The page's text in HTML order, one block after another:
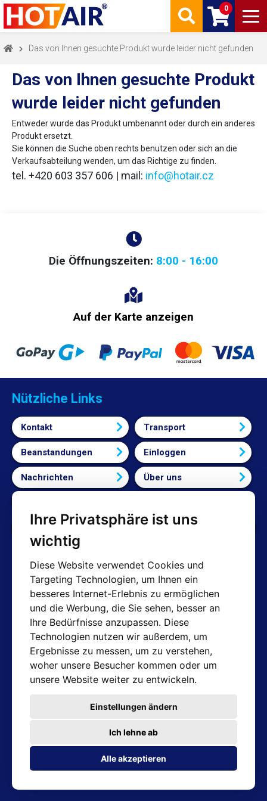
Ihre Privatsphäre ist uns
wichtig
Diese Website verwendet Cookies und
Targeting Technologien, um Ihnen ein
besseres Internet-Erlebnis zu ermöglichen
und die Werbung, die Sie sehen, besser an
Ihre Bedürfnisse anzupassen. Diese
Technologien nutzen wir außerdem, um
Ergebnisse zu messen, um zu verstehen,
woher unsere Besucher kommen oder um
unsere Website weiter zu entwickeln.
Alle akzeptieren
Ich lehne ab
Einstellungen ändern
0
Das von Ihnen gesuchte Produkt wurde leider nicht gefunden
Das von Ihnen gesuchte Produkt
wurde leider nicht gefunden
Entweder wurde das Produkt umbenannt oder durch ein anderes
Produkt ersetzt.
Sie können die Suche oben rechts benutzen oder sich an die
Verkaufsabteilung wenden, um das Richtige zu finden.
tel. +420 603 357 606 | mail: info@hotair.cz
Die Öffnungszeiten: 8:00 - 16:00
Auf der Karte anzeigen
Nützliche Links
Kontakt Transport
Beanstandungen Einloggen
Nachrichten Über uns
Cookie-Einstellungen bearbeiten
AT-Kontakte
Shop: info@hotair.cz
+420 603 357 606 (Nur Englisch)
Mo-Fr: 7:30 – 15:00
Technische Abteilung: servis@hotair.cz
Ausgabe von Waren
(Tschechische Republik - Ostrava)
Adresse des Geschäfts